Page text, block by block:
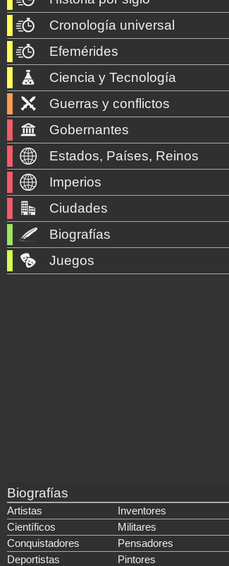
Cronología universal
Efemérides
Ciencia y Tecnología
Guerras y conflictos
Gobernantes
Estados, Países, Reinos
Imperios
Ciudades
Biografías
Juegos
Biografías
Artistas
Inventores
Científicos
Militares
Conquistadores
Pensadores
Deportistas
Pintores